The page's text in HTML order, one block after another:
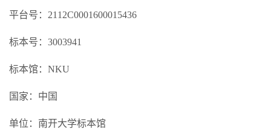
平台号：2112C0001600015436
标本号：3003941
标本馆：NKU
国家：中国
单位：南开大学标本馆